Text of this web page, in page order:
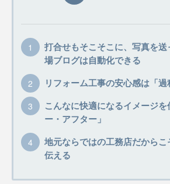
打合せもそこそこに、写真を
場ブログは自動化できる
リフォーム工事の安心感は「
こんなに快適になるイメージを
ー・アフター」
地元ならではの工務店だからこ
伝える